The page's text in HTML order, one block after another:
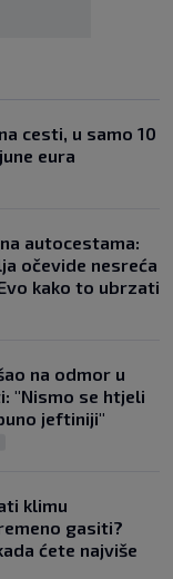
cesti, u samo 10
eura
autocestama:
očevide nesreća
kako to ubrzati
na odmor u
"Nismo se htjeli
jeftiniji"
klimu
gasiti?
ćete najviše